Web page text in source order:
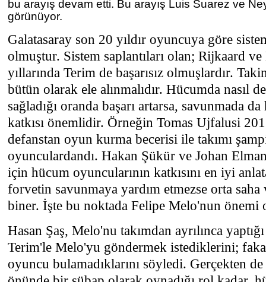
bu arayış devam etti. Bu arayış Luis Suarez ve
görünüyor.
Galatasaray son 20 yıldır oyuncuya göre
olmuştur. Sistem saplantıları olan; Rijkaard
yıllarında Terim de başarısız olmuşlardır.
bütün olarak ele alınmalıdır. Hücumda nasıl
sağladığı oranda başarı artarsa, savunmada
katkısı önemlidir. Örneğin Tomas Ujfalusi
defanstan oyun kurma becerisi ile takımı
oyunculardandı. Hakan Şükür ve Johan
için hücum oyuncularının katkısını en iyi
forvetin savunmaya yardım etmezse orta
biner. İşte bu noktada Felipe Melo'nun önemi
Hasan Şaş, Melo'nu takımdan ayrılınca
Terim'le Melo'yu göndermek istediklerini;
oyuncu bulamadıklarını söyledi. Gerçekten